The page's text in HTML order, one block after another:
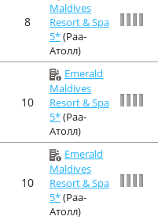
8
Maldives
Resort & Spa
5*(Раа-
Атолл)
10
Emerald
Maldives
Resort & Spa
5*(Раа-
Атолл)
10
Emerald
Maldives
Resort & Spa
5*(Раа-
Атолл)